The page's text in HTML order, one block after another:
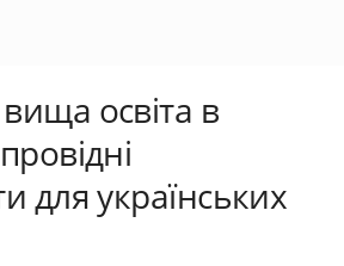
освіта в
для українських